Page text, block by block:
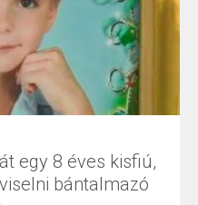
egy 8 éves kisfiú,
bántalmazó